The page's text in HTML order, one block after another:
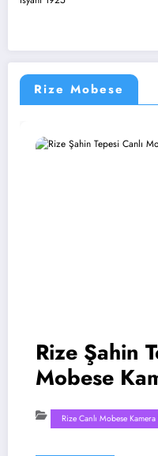
Rize Mobese
Rize Şahin
Mobese
Rize Canlı Mobese Kamera İzle